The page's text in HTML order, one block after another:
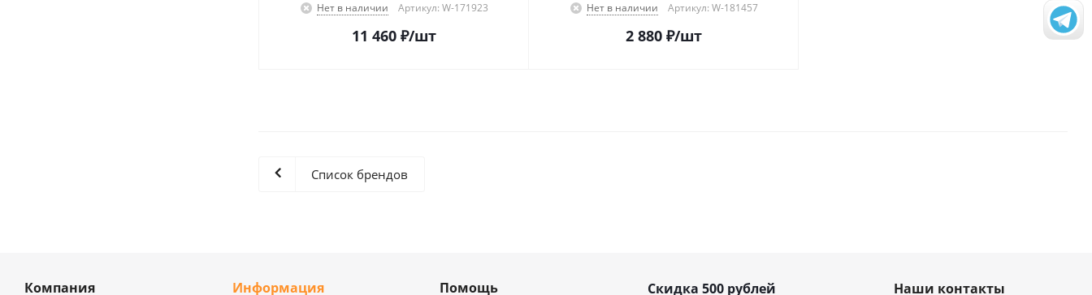
Нет в наличии Артикул: W-171923
11 460 ₽/шт
Нет в наличии Артикул: W-181457
2 880 ₽/шт
Список брендов
Компания Информация Помощь Скидка 500 рублей Наши контакты